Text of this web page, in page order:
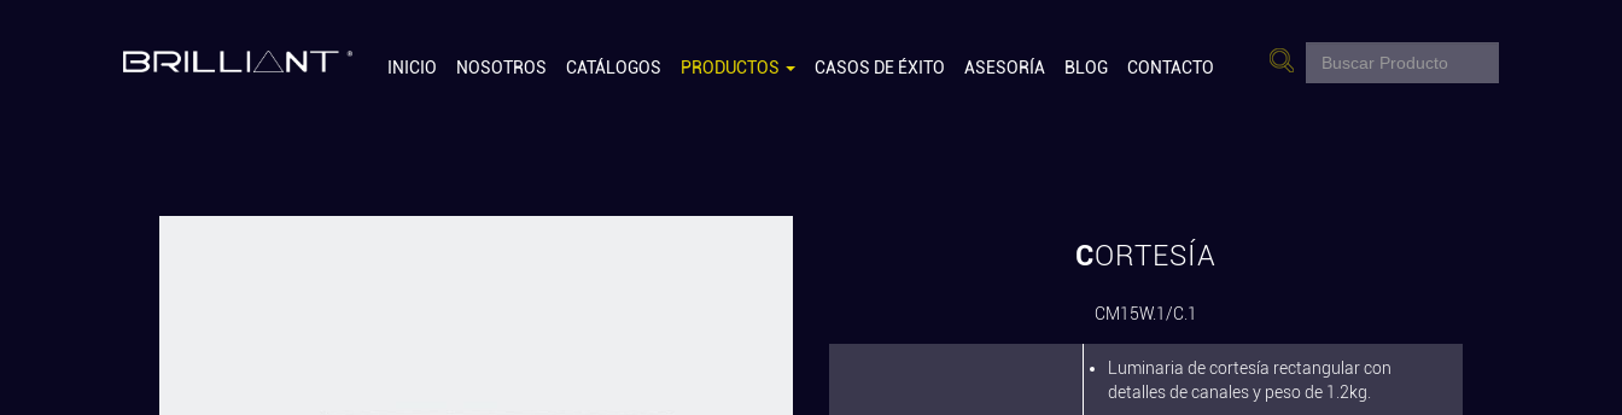
INICIO NOSOTROS CATÁLOGOS PRODUCTOS CASOS DE ÉXITO ASESORÍA BLOG CONTACTO
CORTESÍA
CM15W.1/C.1
Luminaria de cortesía rectangular con
detalles de canales y peso de 1.2kg.